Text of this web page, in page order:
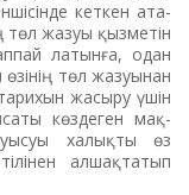
кеткен ата-
жазуы қызметін
латынға, одан
төл жазуынан
жасыру үшін
көздеген мақ­
халықты өз
алшақтатып